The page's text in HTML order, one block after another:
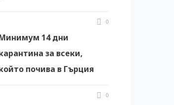
0
14 дни
за всеки,
почива в Гърция
0